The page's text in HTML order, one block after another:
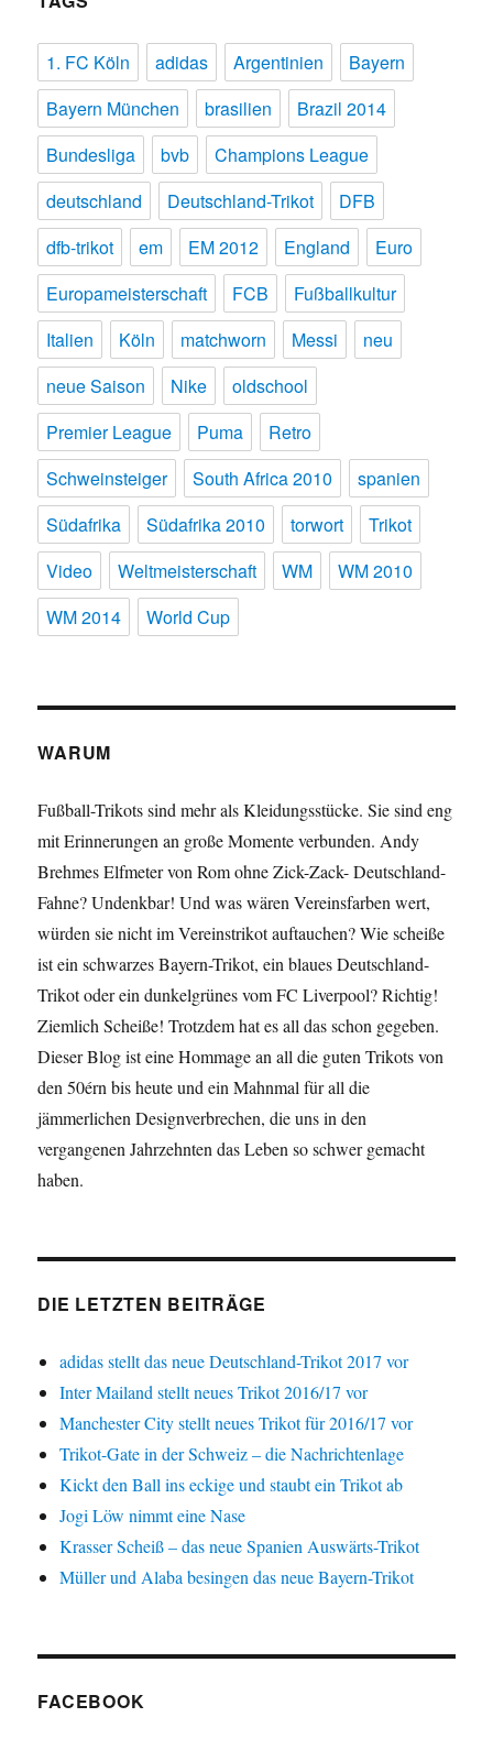
1. FC Köln adidas Argentinien
Bayern
Bayern München
brasilien
Brazil 2014
Bundesliga
bvb
Champions League
deutschland
Deutschland-Trikot
DFB
dfb-trikot
em EM 2012 England
Euro
Europameisterschaft
FCB
Fußballkultur
Italien
Köln matchworn Messi
neu
neue Saison
Nike
oldschool
Premier League
Puma
Retro
Schweinsteiger
South Africa 2010
spanien
Südafrika
Südafrika 2010 torwort
Trikot
Video
Weltmeisterschaft WM
WM 2010
WM 2014
World Cup
WARUM
Fußball-Trikots sind mehr als Kleidungsstücke. Sie sind eng
mit Erinnerungen an große Momente verbunden. Andy
Brehmes Elfmeter von Rom ohne Zick-Zack- Deutschland-
Fahne? Undenkbar! Und was wären Vereinsfarben wert,
würden sie nicht im Vereinstrikot auftauchen? Wie scheiße
ist ein schwarzes Bayern-Trikot, ein blaues Deutschland-
Trikot oder ein dunkelgrünes vom FC Liverpool? Richtig!
Ziemlich Scheiße! Trotzdem hat es all das schon gegeben.
Dieser Blog ist eine Hommage an all die guten Trikots von
den 50érn bis heute und ein Mahnmal für all die
jämmerlichen Designverbrechen, die uns in den
vergangenen Jahrzehnten das Leben so schwer gemacht
haben.
DIE LETZTEN BEITRÄGE
adidas stellt das neue Deutschland-Trikot 2017 vor
Inter Mailand stellt neues Trikot 2016/17 vor
Manchester City stellt neues Trikot für 2016/17 vor
Trikot-Gate in der Schweiz – die Nachrichtenlage
Kickt den Ball ins eckige und staubt ein Trikot ab
Jogi Löw nimmt eine Nase
Krasser Scheiß – das neue Spanien Auswärts-Trikot
Müller und Alaba besingen das neue Bayern-Trikot
FACEBOOK